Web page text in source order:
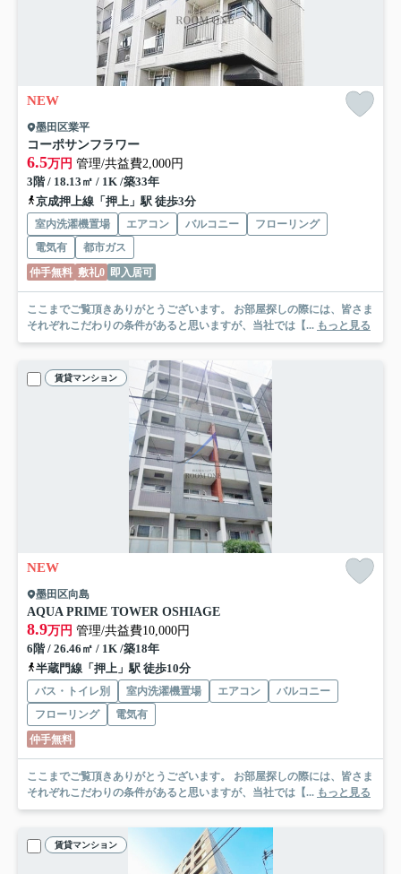
NEW
墨田区業平
コーポサンフラワー
6.5万円 管理/共益費2,000円
3階 / 18.13㎡ / 1K /築33年
京成押上線「押上」駅 徒歩3分
室内洗濯機置場 エアコン バルコニー
フローリング
電気有
都市ガス
仲手無料 敷礼0 即入居可
ここまでご覧頂きありがとうございます。 お部屋探しの際には、皆さま
それぞれこだわりの条件があると思いますが、当社では【... もっと見る
賃貸マンション
NEW
墨田区向島
AQUA PRIME TOWER OSHIAGE
8.9万円 管理/共益費10,000円
6階 / 26.46㎡ / 1K /築18年
半蔵門線「押上」駅 徒歩10分
バス・トイレ別 室内洗濯機置場 エアコン
バルコニー
フローリング
電気有
仲手無料
ここまでご覧頂きありがとうございます。 お部屋探しの際には、皆さま
それぞれこだわりの条件があると思いますが、当社では【... もっと見る
賃貸マンション